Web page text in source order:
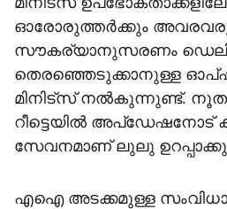
ഓരോരുത്തർക്കും
സൗകര്യാനുസരണം
തെരഞ്ഞെടുക്കാനുള്ള
മിനിട്സ് നൽകുന്നുണ്ട്.
റീട്ടെയിൽ അപ്‌ഡേഷനോട്
സേവനമാണ് ലുലു
എഐ അടക്കമുള്ള